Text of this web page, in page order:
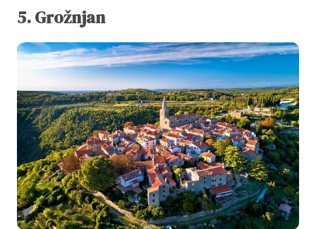
5. Grožnjan